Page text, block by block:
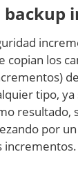
backup
copian los
tipo,
resultado,
por
incrementos.